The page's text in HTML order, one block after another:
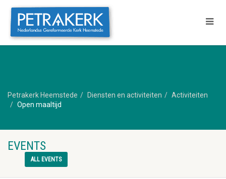
Petrakerk Heemstede Diensten en activiteiten
Activiteiten
Open maaltijd
EVENTS
ALL EVENTS